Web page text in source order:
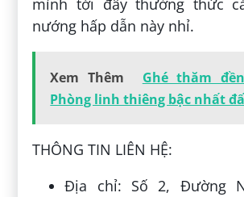
mình tới đây thưởng thức
nướng hấp dẫn này nhỉ.
Xem Thêm
Ghé thăm
Phòng linh thiêng bậc nhất
THÔNG TIN LIÊN HỆ:
Địa chỉ: Số 2, Đường